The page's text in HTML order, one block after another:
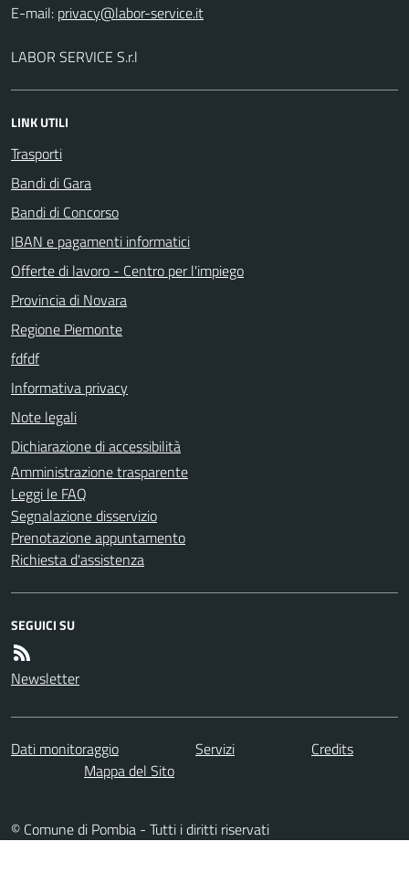
E-mail:
LABOR SERVICE S.r.l
LINK UTILI
Trasporti
Bandi di Gara
Bandi di Concorso
IBAN e pagamenti informatici
Offerte di lavoro - Centro per l'impiego
Provincia di Novara
Regione Piemonte
fdfdf
Informativa privacy
Note legali
Dichiarazione di accessibilità
Amministrazione trasparente
Leggi le FAQ
Segnalazione disservizio
Prenotazione appuntamento
Richiesta d'assistenza
SEGUICI SU
Newsletter
Dati monitoraggio Servizi
Credits
Mappa del Sito
© Comune di Pombia - Tutti i diritti riservati